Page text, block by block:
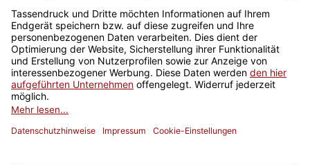
Newsletter